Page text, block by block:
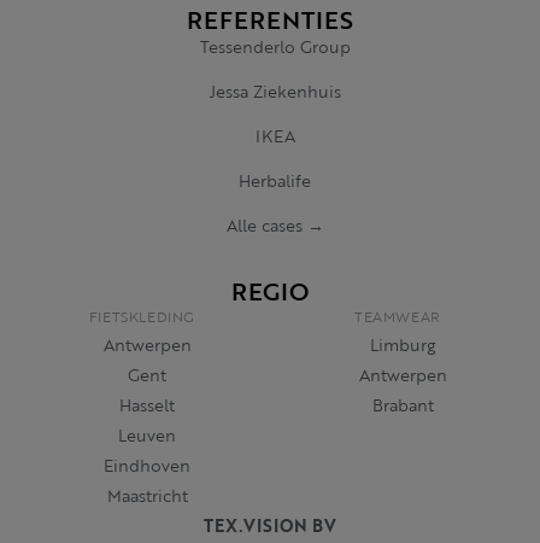
TEX.VISION BV
REFERENTIES
Tessenderlo Group
Jessa Ziekenhuis
IKEA
Herbalife
Alle cases →
REGIO
FIETSKLEDING
Antwerpen
Gent
Hasselt
Leuven
Eindhoven
Maastricht
TEAMWEAR
Limburg
Antwerpen
Brabant